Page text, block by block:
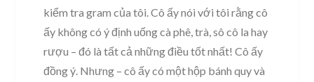
kiểm tra gram của tôi. Cô ấy nói với tôi rằng cô
ấy không có ý định uống cà phê, trà, sô cô la hay
rượu – đó là tất cả những điều tốt nhất! Cô ấy
đồng ý. Nhưng – cô ấy có một hộp bánh quy và